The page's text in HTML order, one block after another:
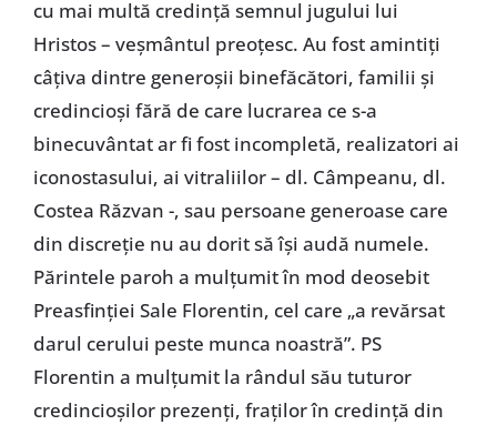
cu mai multă credinţă semnul jugului lui
Hristos – veşmântul preoţesc. Au fost amintiţi
câţiva dintre generoşii binefăcători, familii şi
credincioşi fără de care lucrarea ce s-a
binecuvântat ar fi fost incompletă, realizatori ai
iconostasului, ai vitraliilor – dl. Câmpeanu, dl.
Costea Răzvan -, sau persoane generoase care
din discreţie nu au dorit să îşi audă numele.
Părintele paroh a mulţumit în mod deosebit
Preasfinţiei Sale Florentin, cel care „a revărsat
darul cerului peste munca noastră”. PS
Florentin a mulţumit la rândul său tuturor
credincioşilor prezenţi, fraţilor în credinţă din